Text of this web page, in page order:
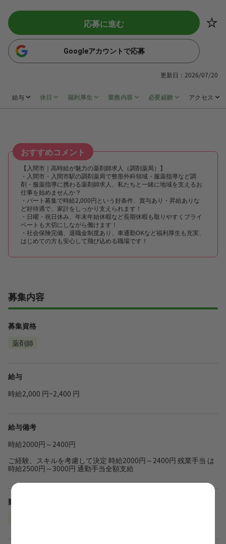
応募に進む
Googleアカウントで応募
更新日：2026/07/20
給与 休日 福利厚生 業務内容 必要経験 アクセス
おすすめコメント
【入間市｜高時給が魅力の薬剤師求人（調剤薬局）】
・入間市・入間市駅の調剤薬局で整形外科領域・服薬指導など調
剤・服薬指導に携わる薬剤師求人、私たちと一緒に地域を支えるお
仕事を始めませんか？
・パート募集で時給2,000円という好条件、賞与あり・昇給ありな
ど好待遇で、家計をしっかり支えられます！
・日曜・祝日休み、年末年始休暇など長期休暇も取りやすくプライ
ベートも大切にしながら働けます！
・社会保険完備、退職金制度あり、車通勤OKなど福利厚生も充実、
はじめての方も安心して飛び込める職場です！
募集内容
募集資格
薬剤師
給与
時給2,000 円~2,400 円
給与備考
時給2000円～2400円
ご経験、スキルを考慮して決定 時給2000円～2400円 残業手当 は
時給2500円～3000円 通勤手当全額支給
勤務地